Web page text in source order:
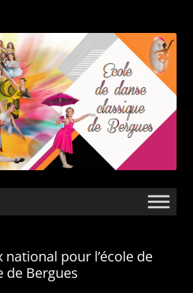
de danse
de
Aller
pour l’école de
de Bergues